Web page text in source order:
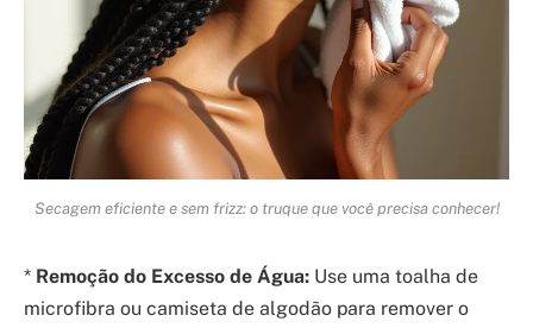
Secagem eficiente e sem frizz: o truque que você precisa conhecer!
* Remoção do Excesso de Água: Use uma toalha de
microfibra ou camiseta de algodão para remover o